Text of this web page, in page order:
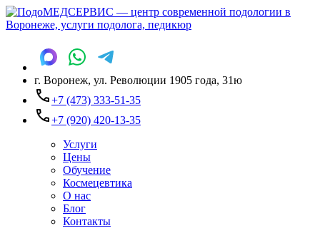
г. Воронеж, ул. Революции 1905 года, 31ю
+7 (473) 333-51-35
+7 (920) 420-13-35
Услуги
Цены
Обучение
Космецевтика
О нас
Блог
Контакты